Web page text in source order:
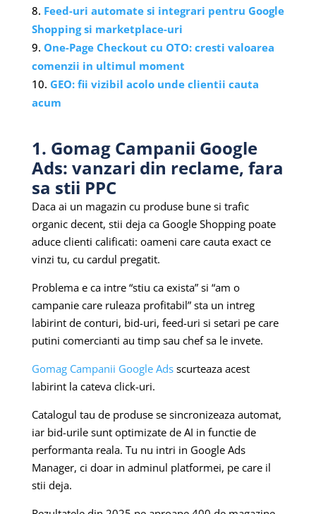
Feed-uri automate si integrari pentru Google
Shopping si marketplace-uri
One-Page Checkout cu OTO: cresti valoarea
comenzii in ultimul moment
GEO: fii vizibil acolo unde clientii cauta
acum
1. Gomag Campanii Google
Ads: vanzari din reclame, fara
sa stii PPC
Daca ai un magazin cu produse bune si trafic
organic decent, stii deja ca Google Shopping poate
aduce clienti calificati: oameni care cauta exact ce
vinzi tu, cu cardul pregatit.
Problema e ca intre “stiu ca exista” si “am o
campanie care ruleaza profitabil” sta un intreg
labirint de conturi, bid-uri, feed-uri si setari pe care
putini comercianti au timp sau chef sa le invete.
Gomag Campanii Google Adsscurteaza acest
labirint la cateva click-uri.
Catalogul tau de produse se sincronizeaza automat,
iar bid-urile sunt optimizate de AI in functie de
performanta reala. Tu nu intri in Google Ads
Manager, ci doar in adminul platformei, pe care il
stii deja.